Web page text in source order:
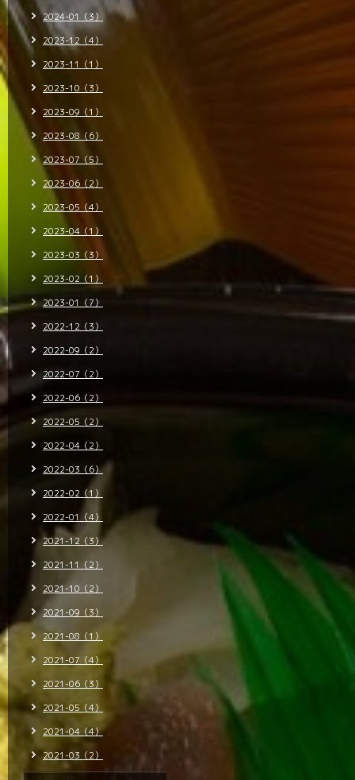
2024-01（3）
2023-12（4）
2023-11（1）
2023-10（3）
2023-09（1）
2023-08（6）
2023-07（5）
2023-06（2）
2023-05（4）
2023-04（1）
2023-03（3）
2023-02（1）
2023-01（7）
2022-12（3）
2022-09（2）
2022-07（2）
2022-06（2）
2022-05（2）
2022-04（2）
2022-03（6）
2022-02（1）
2022-01（4）
2021-12（3）
2021-11（2）
2021-10（2）
2021-09（3）
2021-08（1）
2021-07（4）
2021-06（3）
2021-05（4）
2021-04（4）
2021-03（2）